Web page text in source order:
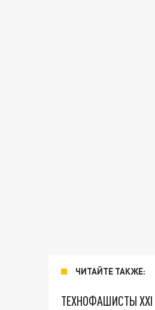
ЧИТАЙТЕ ТАКЖЕ:
ТЕХНОФАШИСТЫ XXI